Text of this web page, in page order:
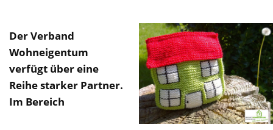
Der Verband
Wohneigentum
verfügt über eine
Reihe starker Partner.
Im Bereich